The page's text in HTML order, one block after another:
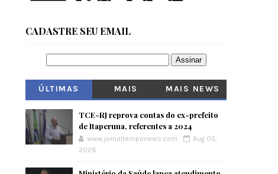
CADASTRE SEU EMAIL
ÚLTIMAS
MAIS
MAIS NEWS
TCE-RJ reprova contas do ex-prefeito
de Itaperuna, referentes a 2024
www.jornaltemponews.com
Aug 05,
2026